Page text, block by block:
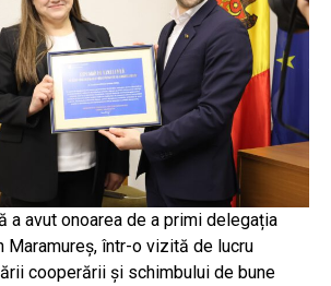
a avut onoarea de a primi delegația
Maramureș, într-o vizită de lucru
cooperării și schimbului de bune